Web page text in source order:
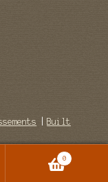
Built
0